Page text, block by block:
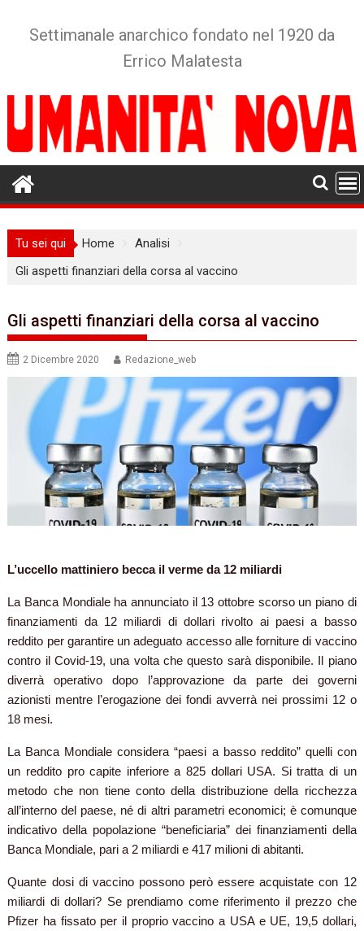
Settimanale anarchico fondato nel 1920 da
Errico Malatesta
Tu sei qui Home
Analisi
Gli aspetti finanziari della corsa al vaccino
Gli aspetti finanziari della corsa al vaccino
2 Dicembre 2020 Redazione_web
L’uccello mattiniero becca il verme da 12 miliardi
La Banca Mondiale ha annunciato il 13 ottobre scorso un piano di
finanziamenti da 12 miliardi di dollari rivolto ai paesi a basso
reddito per garantire un adeguato accesso alle forniture di vaccino
contro il Covid-19, una volta che questo sarà disponibile. Il piano
diverrà operativo dopo l’approvazione da parte dei governi
azionisti mentre l’erogazione dei fondi avverrà nei prossimi 12 o
18 mesi.
La Banca Mondiale considera “paesi a basso reddito” quelli con
un reddito pro capite inferiore a 825 dollari USA. Si tratta di un
metodo che non tiene conto della distribuzione della ricchezza
all’interno del paese, né di altri parametri economici; è comunque
indicativo della popolazione “beneficiaria” dei finanziamenti della
Banca Mondiale, pari a 2 miliardi e 417 milioni di abitanti.
Quante dosi di vaccino possono però essere acquistate con 12
miliardi di dollari? Se prendiamo come riferimento il prezzo che
Pfizer ha fissato per il proprio vaccino a USA e UE, 19,5 dollari,